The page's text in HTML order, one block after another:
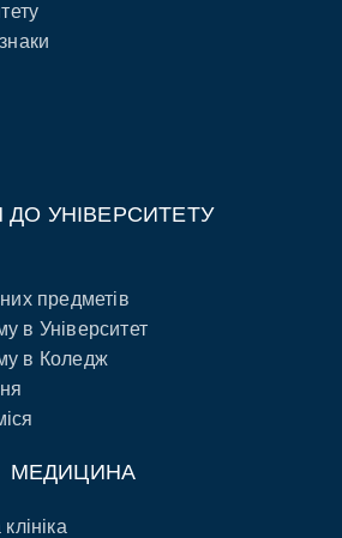
ДО УНІВЕРСИТЕТУ
предметів
в Університет
в Коледж
МЕДИЦИНА